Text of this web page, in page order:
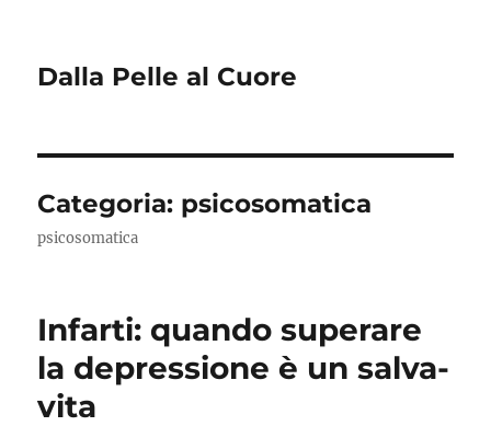
Dalla Pelle al Cuore
Categoria: psicosomatica
psicosomatica
Infarti: quando superare
la depressione è un salva-
vita